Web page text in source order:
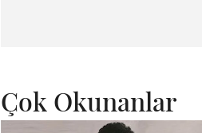
Çok Okunanlar